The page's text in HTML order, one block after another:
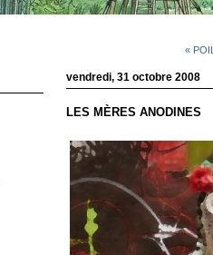
« POIL
vendredi, 31 octobre 2008
LES MÈRES ANODINES